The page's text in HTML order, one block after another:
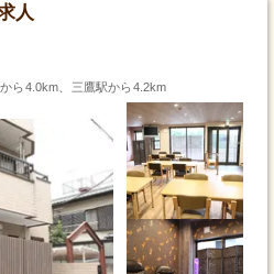
人
ら4.0km、三鷹駅から4.2km